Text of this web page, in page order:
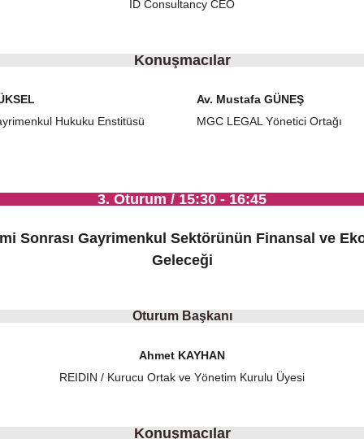
ID Consultancy CEO
Konuşmacılar
Hukuku Enstitüsü
Av. Mustafa GÜNEŞ
MGC LEGAL Yönetici Ortağı
3. Oturum / 15:30 - 16:45
Sonrası Gayrimenkul Sektörünün Finansal ve
Geleceği
Oturum Başkanı
Ahmet KAYHAN
REIDIN / Kurucu Ortak ve Yönetim Kurulu Üyesi
Konuşmacılar